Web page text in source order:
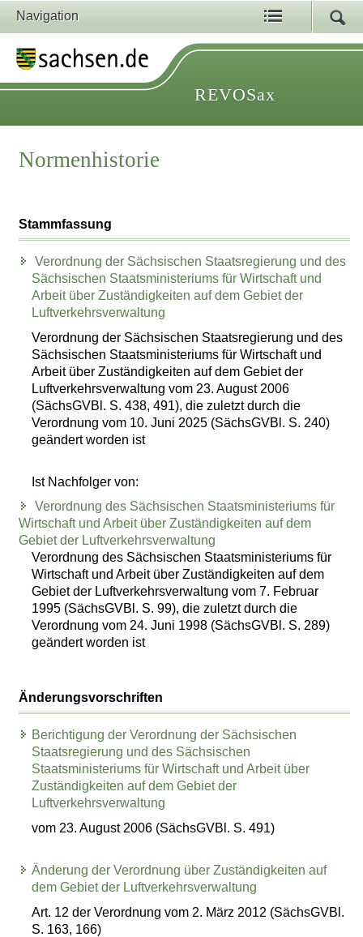
Navigation
REVOSax
Normenhistorie
Stammfassung
Verordnung der Sächsischen Staatsregierung und des
Sächsischen Staatsministeriums für Wirtschaft und
Arbeit über Zuständigkeiten auf dem Gebiet der
Luftverkehrsverwaltung
Verordnung der Sächsischen Staatsregierung und des
Sächsischen Staatsministeriums für Wirtschaft und
Arbeit über Zuständigkeiten auf dem Gebiet der
Luftverkehrsverwaltung vom 23. August 2006
(SächsGVBl. S. 438, 491), die zuletzt durch die
Verordnung vom 10. Juni 2025 (SächsGVBl. S. 240)
geändert worden ist
Ist Nachfolger von:
Verordnung des Sächsischen Staatsministeriums für
Wirtschaft und Arbeit über Zuständigkeiten auf dem
Gebiet der Luftverkehrsverwaltung
Verordnung des Sächsischen Staatsministeriums für
Wirtschaft und Arbeit über Zuständigkeiten auf dem
Gebiet der Luftverkehrsverwaltung vom 7. Februar
1995 (SächsGVBl. S. 99), die zuletzt durch die
Verordnung vom 24. Juni 1998 (SächsGVBl. S. 289)
geändert worden ist
Änderungsvorschriften
Berichtigung der Verordnung der Sächsischen
Staatsregierung und des Sächsischen
Staatsministeriums für Wirtschaft und Arbeit über
Zuständigkeiten auf dem Gebiet der
Luftverkehrsverwaltung
vom 23. August 2006 (SächsGVBl. S. 491)
Änderung der Verordnung über Zuständigkeiten auf
dem Gebiet der Luftverkehrsverwaltung
Art. 12 der Verordnung vom 2. März 2012 (SächsGVBl.
S. 163, 166)